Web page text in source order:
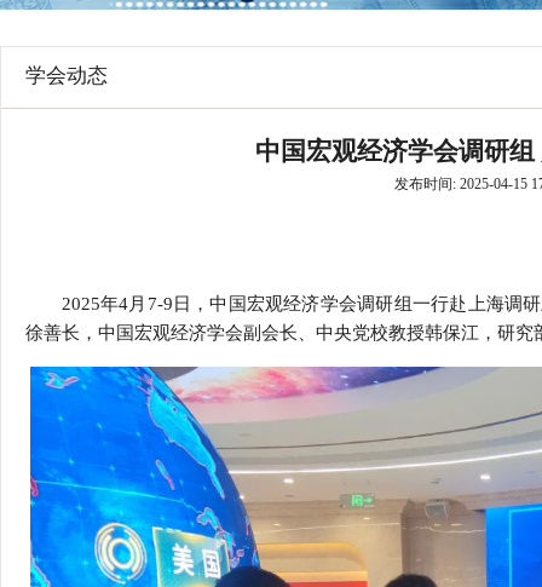
学会动态
中国宏观经济学会调研
发布时间: 2025-04-15
2025年4月 7-9 日，中国宏观经济学会调研组一行赴上海调
徐善长，中国宏观经济学会副会长、中央党校教授韩保江，研